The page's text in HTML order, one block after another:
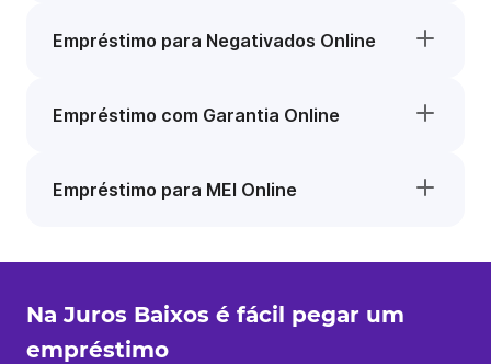
Empréstimo para Negativados Online
Empréstimo com Garantia Online
Empréstimo para MEI Online
Na Juros Baixos é fácil pegar um
empréstimo